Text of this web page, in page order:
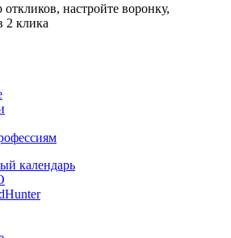
настройте воронку,
2 клика
календарь